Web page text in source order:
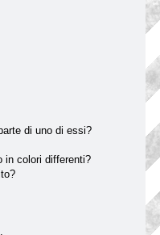
di uno di essi?
in colori differenti?